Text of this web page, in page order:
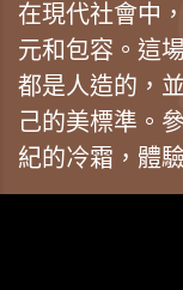
在現代社會中
元和包容。這
都是人造的，
己的美標準。
紀的冷霜，體